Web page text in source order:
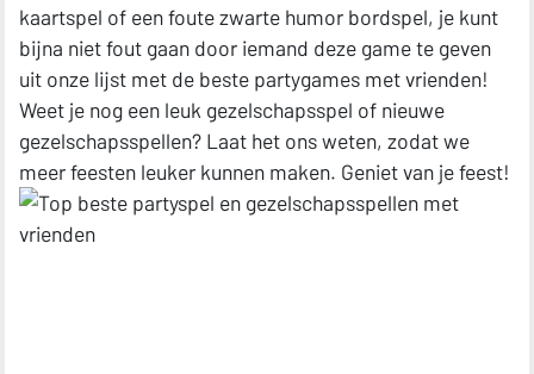
kaartspel of een foute zwarte humor bordspel, je kunt
bijna niet fout gaan door iemand deze game te geven
uit onze lijst met de beste partygames met vrienden!
Weet je nog een leuk gezelschapsspel of nieuwe
gezelschapsspellen? Laat het ons weten, zodat we
meer feesten leuker kunnen maken. Geniet van je feest!